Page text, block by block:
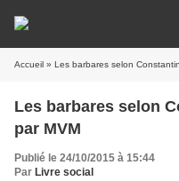
Accueil » Les barbares selon
Les barbares selon
par MVM
Publié le 24/10/2015 à 15:44
Par Livre social